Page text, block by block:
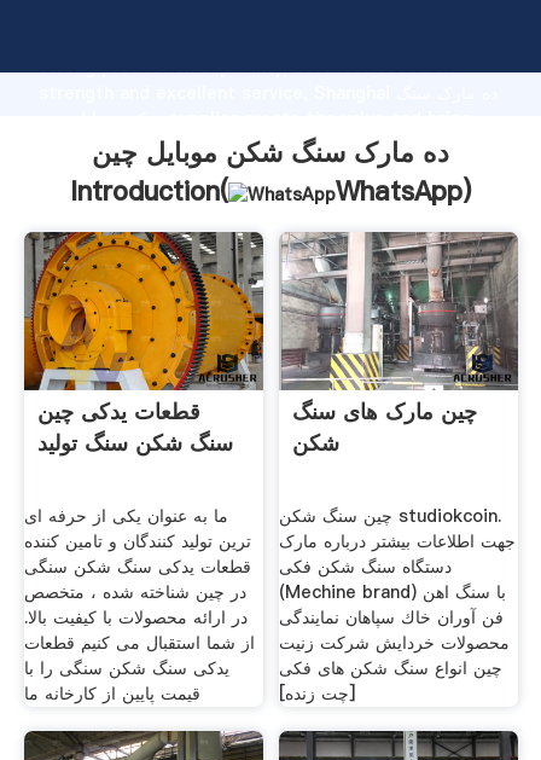
strong production capability, advanced research
values to all of customers.
ده مارک سنگ شکن موبایل چین
Introduction(
WhatsApp)
قطعات یدکی چین
سنگ شکن سنگ تولید
ما به عنوان یکی از حرفه ای
ترین تولید کنندگان و تامین کننده
قطعات یدکی سنگ شکن سنگی
در چین شناخته شده ، متخصص
در ارائه محصولات با کیفیت بالا.
از شما استقبال می کنیم قطعات
یدکی سنگ شکن سنگی را با
قیمت پایین از کارخانه ما
چین مارک های سنگ
شکن
چین سنگ شکن studiokcoin.
جهت اطلاعات بیشتر درباره مارک
دستگاه سنگ شکن فکی
(Mechine brand) با سنگ اهن
فن آوران خاك سپاهان نمایندگی
محصولات خردایش شرکت زنیت
چین انواع سنگ شکن های فکی
[چت زنده]